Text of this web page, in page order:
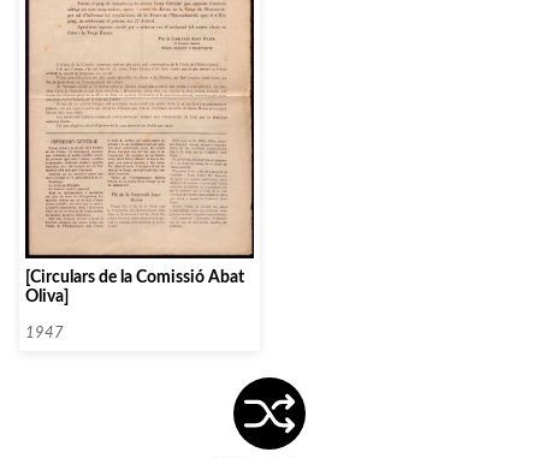
[Circulars de la Comissió Abat
Oliva]
1947